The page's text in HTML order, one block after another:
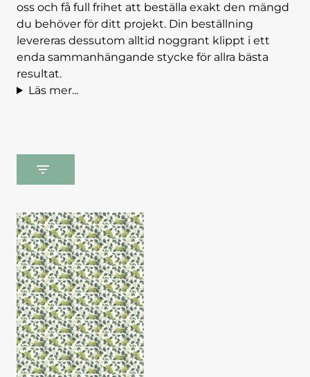
oss och få full frihet att beställa exakt den mängd
du behöver för ditt projekt. Din beställning
levereras dessutom alltid noggrant klippt i ett
enda sammanhängande stycke för allra bästa
resultat.
Läs mer...